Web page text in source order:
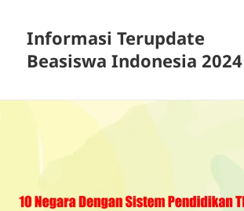
Informasi Terupdate
Beasiswa Indonesia 2024